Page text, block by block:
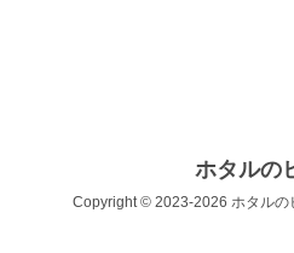
ホタルの
Copyright © 2023-2026 ホタルの